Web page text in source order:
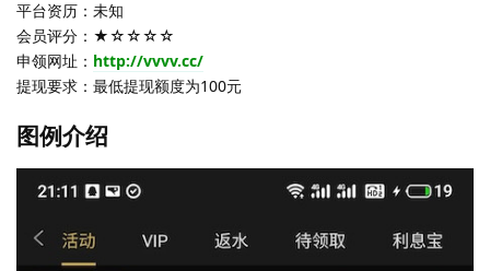
平台资历：未知
会员评分：★☆☆☆☆
申领网址： http://vvvv.cc/
提现要求：最低提现额度为100元
图例介绍